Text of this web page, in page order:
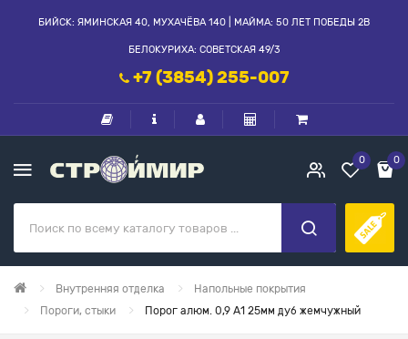
БИЙСК: ЯМИНСКАЯ 40, МУХАЧЁВА 140 | МАЙМА: 50 ЛЕТ ПОБЕДЫ 2В
БЕЛОКУРИХА: СОВЕТСКАЯ 49/3
+7 (3854) 255-007
0 0
Внутренняя отделка
Напольные покрытия
Пороги, стыки
Порог алюм. 0,9 А1 25мм дуб жемчужный